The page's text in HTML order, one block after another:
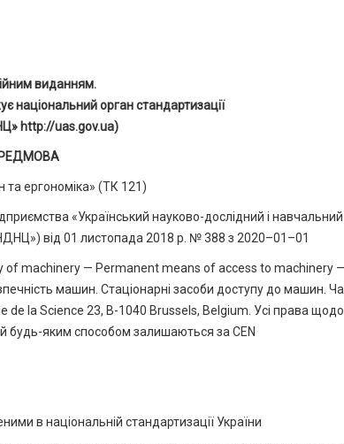
виданням.
національний орган стандартизації
http://uas.gov.ua)
та ергономіка» (ТК 121)
«Український науково-дослідний і
від 01 листопада 2018 р. № 388 з 2020–01–01
of machinery — Permanent means of access to machinery
машин. Стаціонарні засоби доступу до машин.
de la Science 23, B-1040 Brussels, Belgium. Усі права щодо
будь-яким способом залишаються за CEN
в національній стандартизації України